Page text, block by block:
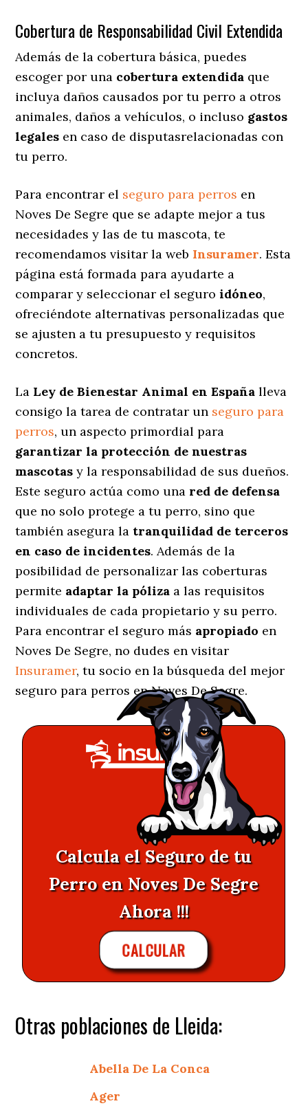
Cobertura de Responsabilidad Civil Extendida
Además de la cobertura básica, puedes
escoger por una cobertura extendida que
incluya daños causados por tu perro a otros
animales, daños a vehículos, o incluso gastos
legales en caso de disputasrelacionadas con
tu perro.
Para encontrar el seguro para perros en
Noves De Segre que se adapte mejor a tus
necesidades y las de tu mascota, te
recomendamos visitar la web Insuramer. Esta
página está formada para ayudarte a
comparar y seleccionar el seguroidóneo,
ofreciéndote alternativas personalizadas que
se ajusten a tu presupuesto y requisitos
concretos.
La Ley de Bienestar Animal en España lleva
consigo la tarea de contratar un seguro para
perros, un aspecto primordial para
garantizar la protección de nuestras
mascotas y la responsabilidad de sus dueños.
Este seguro actúa como una red de defensa
que no solo protege a tu perro, sino que
también asegura la tranquilidad de terceros
en caso de incidentes. Además de la
posibilidad de personalizar las coberturas
permite adaptar la póliza a las requisitos
individuales de cada propietario y su perro.
Para encontrar el seguro más apropiado en
Noves De Segre, no dudes en visitar
Insuramer, tu socio en la búsqueda del mejor
seguro para perros en Noves De Segre.
Calcula el Seguro de tu
Perro en Noves De Segre
Ahora !!!
CALCULAR
Otras poblaciones de Lleida:
Abella De La Conca
Ager